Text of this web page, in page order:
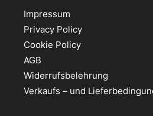
Impressum
Privacy Policy
Cookie Policy
AGB
Widerrufsbelehrung
Verkaufs – und